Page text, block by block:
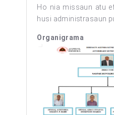
Ho nia missaun atu
husi administrasaun
Organigrama